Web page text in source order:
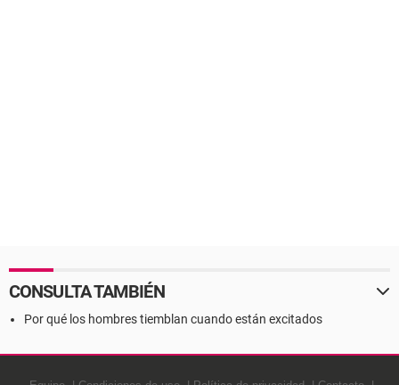
CONSULTA TAMBIÉN
Por qué los hombres tiemblan cuando están excitados